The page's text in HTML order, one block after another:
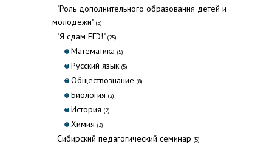
"Роль дополнительного образования детей и
молодёжи" (5)
"Я сдам ЕГЭ!" (25)
Математика (5)
Русский язык (5)
Обществознание (8)
Биология (2)
История (2)
Химия (3)
Cибирский педагогический семинар (5)